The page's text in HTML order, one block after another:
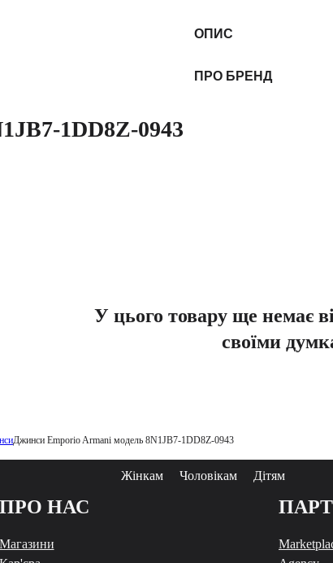
ОПИС
ПРО БРЕНД
1DD8Z-0943
У цього товару ще немає
своїми
Джинси Emporio Armani модель 8N1JB7-1DD8Z-0943
Жінкам Чоловікам Дітям
ПРО НАС
Магазини